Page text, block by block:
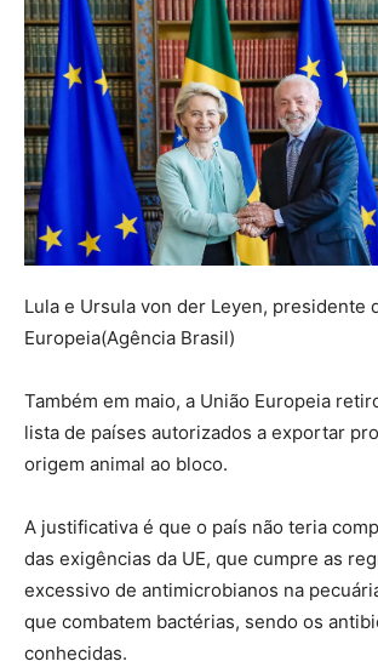
Lula e Ursula von der Leyen, presidente
Europeia(Agência Brasil)
Também em maio, a União Europeia
lista de países autorizados a exportar
origem animal ao bloco.
A justificativa é que o país não teria
das exigências da UE, que cumpre as
excessivo de antimicrobianos na
que combatem bactérias, sendo os
conhecidas.